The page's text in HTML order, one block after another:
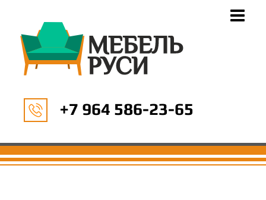
+7 964 586-23-65